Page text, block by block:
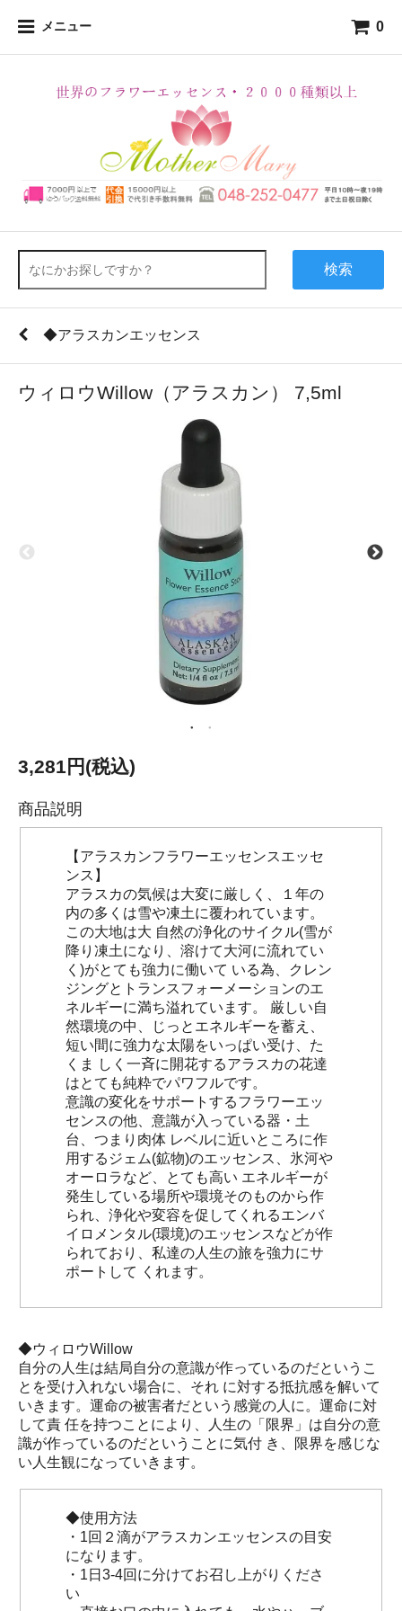
メニュー 0
検索
◆アラスカンエッセンス
ウィロウWillow（アラスカン） 7,5ml
3,281円(税込)
商品説明
【アラスカンフラワーエッセンスエッセ
ンス】
アラスカの気候は大変に厳しく、１年の
内の多くは雪や凍土に覆われています。
この大地は大 自然の浄化のサイクル(雪が
降り凍土になり、溶けて大河に流れてい
く)がとても強力に働いて いる為、クレン
ジングとトランスフォーメーションのエ
ネルギーに満ち溢れています。 厳しい自
然環境の中、じっとエネルギーを蓄え、
短い間に強力な太陽をいっぱい受け、た
くま しく一斉に開花するアラスカの花達
はとても純粋でパワフルです。
意識の変化をサポートするフラワーエッ
センスの他、意識が入っている器・土
台、つまり肉体 レベルに近いところに作
用するジェム(鉱物)のエッセンス、氷河や
オーロラなど、とても高い エネルギーが
発生している場所や環境そのものから作
られ、浄化や変容を促してくれるエンバ
イロメンタル(環境)のエッセンスなどが作
られており、私達の人生の旅を強力にサ
ポートして くれます。
◆ウィロウWillow
自分の人生は結局自分の意識が作っているのだというこ
とを受け入れない場合に、それ に対する抵抗感を解いて
いきます。運命の被害者だという感覚の人に。運命に対
して責 任を持つことにより、人生の「限界」は自分の意
識が作っているのだということに気付 き、限界を感じな
い人生観になっていきます。
◆使用方法
・1回２滴がアラスカンエッセンスの目安
になります。
・1日3-4回に分けてお召し上がりくださ
い